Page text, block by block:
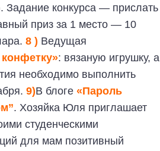
Задание конкурса — прислать
приз за 1 место — 10
8 ) Ведущая
: вязаную игрушку, а
необходимо выполнить
9)В блоге «Пароль
. Хозяйка Юля приглашает
студенческими
для мам позитивный